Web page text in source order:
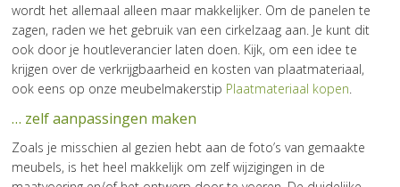
wordt het allemaal alleen maar makkelijker. Om de panelen te
zagen, raden we het gebruik van een cirkelzaag aan. Je kunt dit
ook door je houtleverancier laten doen. Kijk, om een idee te
krijgen over de verkrijgbaarheid en kosten van plaatmateriaal,
ook eens op onze meubelmakerstip Plaatmateriaal kopen.
… zelf aanpassingen maken
Zoals je misschien al gezien hebt aan de foto’s van gemaakte
meubels, is het heel makkelijk om zelf wijzigingen in de